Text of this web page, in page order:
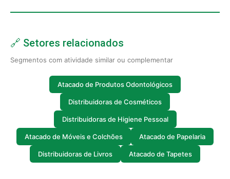
🔗 Setores relacionados
Segmentos com atividade similar ou complementar
Atacado de Produtos Odontológicos
Distribuidoras de Cosméticos
Distribuidoras de Higiene Pessoal
Atacado de Móveis e Colchões Atacado de Papelaria
Distribuidoras de Livros Atacado de Tapetes